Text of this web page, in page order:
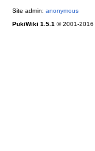
Site admin: anonymous
PukiWiki 1.5.1 © 2001-2016